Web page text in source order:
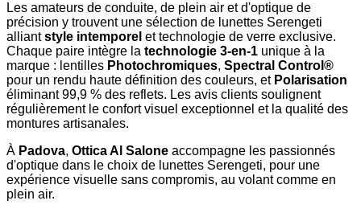
Les amateurs de conduite, de plein air et d'optique de
précision y trouvent une sélection de lunettes Serengeti
alliantstyle intemporel et technologie de verre exclusive.
Chaque paire intègre la technologie 3-en-1 unique à la
marque : lentilles Photochromiques, Spectral Control®
pour un rendu haute définition des couleurs, et Polarisation
éliminant 99,9 % des reflets. Les avis clients soulignent
régulièrement le confort visuel exceptionnel et la qualité des
montures artisanales.
À Padova, Ottica Al Salone accompagne les passionnés
d'optique dans le choix de lunettes Serengeti, pour une
expérience visuelle sans compromis, au volant comme en
plein air.